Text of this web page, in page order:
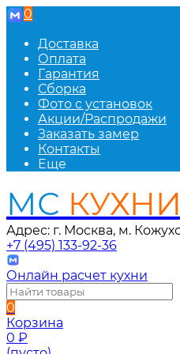
0
Доставка
Оплата
Гарантия
Сборка
Фото с установок
Акции/Распродажи
Заказать замер
Контакты
Еще
МС КУХНИ
Адрес: г. Москва, м.
+7 (495) 133-92-36
Онлайн расчет кухни
0
Корзина
0 ₽